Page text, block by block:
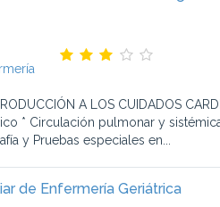
A LOS CUIDADOS
* Circulación pulmonar y
y Pruebas especiales en...
de Enfermería Geriátrica